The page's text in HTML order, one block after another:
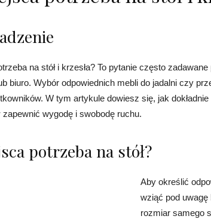
na stół i krzesła? To pytanie często
biuro. Wybór odpowiednich mebli do jadalni czy
W tym artykule dowiesz się, jak
zapewnić wygodę i swobodę ruchu.
potrzeba na stół?
Aby określić
wziąć pod
rozmiar samego